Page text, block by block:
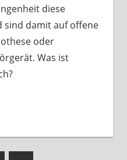
diese
sind damit auf offene
oder
Was ist